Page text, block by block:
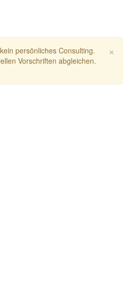
×
persönliches Consulting.
Vorschriften abgleichen.